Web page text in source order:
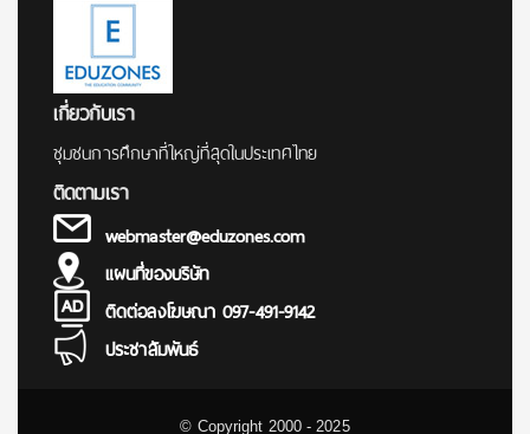
เกี่ยวกับเรา
ชุมชนการศึกษาที่ใหญ่ที่สุดในประเทศไทย
ติดตามเรา
webmaster@eduzones.com
แผนที่ของบริษัท
ติดต่อลงโฆษณา 097-491-9142
ประชาสัมพันธ์
© Copyright 2000 - 2025